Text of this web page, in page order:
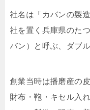
社名は「カバンの製
社を置く兵庫県のた
バン）と呼ぶ、ダブ
創業当時は播磨産の
財布・鞄・キセル入